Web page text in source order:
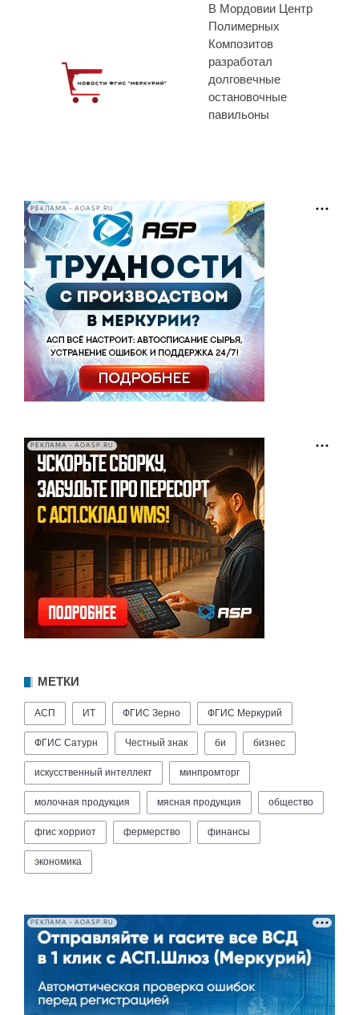
В Мордовии Центр
Полимерных
Композитов
разработал
долговечные
остановочные
павильоны
РЕКЛАМА • AOASP.RU
РЕКЛАМА • AOASP.RU
МЕТКИ
АСП ИТ ФГИС Зерно ФГИС Меркурий
ФГИС Сатурн Честный знак би бизнес
искусственный интеллект минпромторг
молочная продукция мясная продукция общество
фгис хорриот фермерство финансы
экономика
РЕКЛАМА • AOASP.RU